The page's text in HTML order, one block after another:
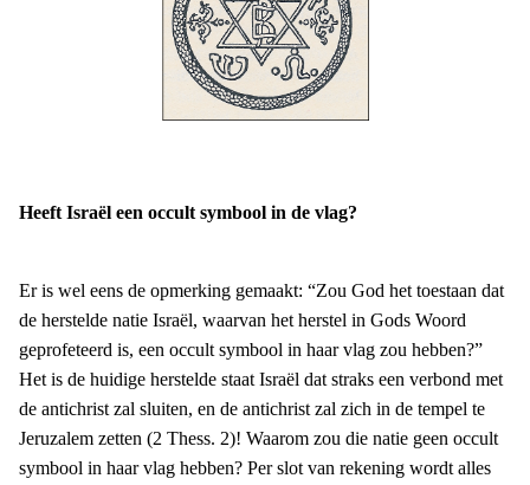
Heeft Israël een occult symbool in de vlag?
Er is wel eens de opmerking gemaakt: “Zou God het toestaan dat
de herstelde natie Israël, waarvan het herstel in Gods Woord
geprofeteerd is, een occult symbool in haar vlag zou hebben?”
Het is de huidige herstelde staat Israël dat straks een verbond met
de antichrist zal sluiten, en de antichrist zal zich in de tempel te
Jeruzalem zetten (2 Thess. 2)! Waarom zou die natie geen occult
symbool in haar vlag hebben? Per slot van rekening wordt alles